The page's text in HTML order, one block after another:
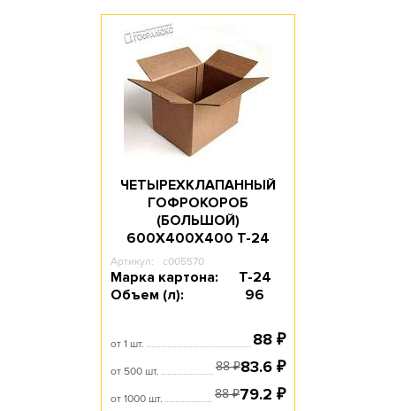
ЧЕТЫРЕХКЛАПАННЫЙ
ГОФРОКОРОБ
(БОЛЬШОЙ)
600Х400Х400 T-24
Артикул: c005570
Марка картона:
Т-24
Объем (л):
96
от 1 шт. 88 ₽
от 500 шт. 88₽83.6 ₽
от 1000 шт. 88₽79.2 ₽